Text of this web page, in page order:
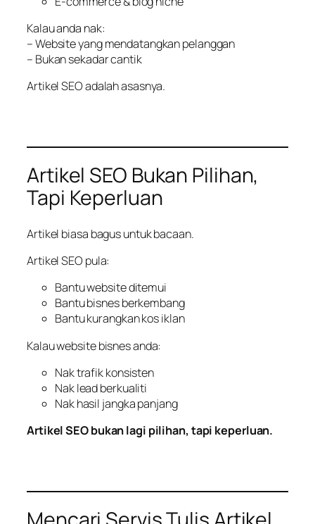
Kalau anda nak:
– Website yang mendatangkan pelanggan
– Bukan sekadar cantik
Artikel SEO adalah asasnya.
Artikel SEO Bukan Pilihan,
Tapi Keperluan
Artikel biasa bagus untuk bacaan.
Artikel SEO pula:
Bantu website ditemui
Bantu bisnes berkembang
Bantu kurangkan kos iklan
Kalau website bisnes anda:
Nak trafik konsisten
Nak lead berkualiti
Nak hasil jangka panjang
Artikel SEO bukan lagi pilihan, tapi keperluan.